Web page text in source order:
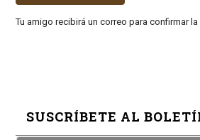
Tu amigo recibirá un correo para confirmar la
SUSCRÍBETE AL